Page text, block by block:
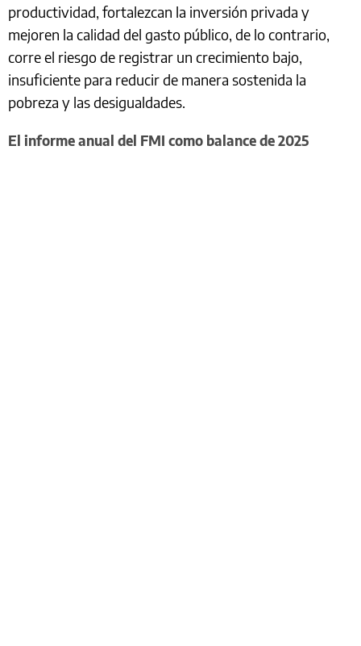
productividad, fortalezcan la inversión privada y
mejoren la calidad del gasto público, de lo contrario,
corre el riesgo de registrar un crecimiento bajo,
insuficiente para reducir de manera sostenida la
pobreza y las desigualdades.
El informe anual del FMI como balance de 2025